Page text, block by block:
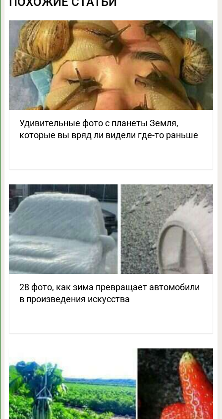
Удивительные фото с планеты Земля,
которые вы вряд ли видели где-то раньше
28 фото, как зима превращает автомобили
в произведения искусства